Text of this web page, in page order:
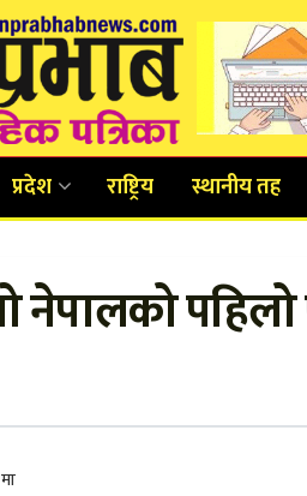
प्रदेश राष्ट्रिय स्थानीय तह
नेपालको